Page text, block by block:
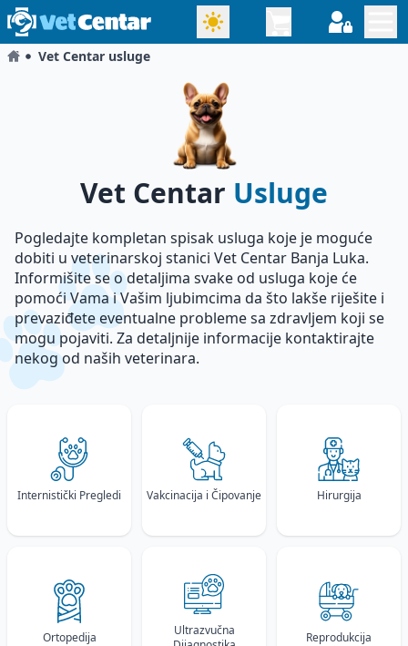
Vet Centar usluge
Vet Centar Usluge
Pogledajte kompletan spisak usluga koje je moguće
dobiti u veterinarskoj stanici Vet Centar Banja Luka.
Informišite se o detaljima svake od usluga koje će
pomoći Vama i Vašim ljubimcima da što lakše riješite i
prevaziđete eventualne probleme sa zdravljem koji se
mogu pojaviti. Za detaljnije informacije kontaktirajte
nekog od naših veterinara.
Internistički Pregledi Vakcinacija i Čipovanje Hirurgija
Ortopedija
Ultrazvučna
Reprodukcija